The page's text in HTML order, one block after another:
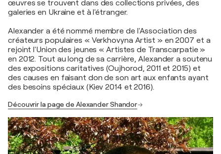
œuvres se trouvent dans des collections privées, des
galeries en Ukraine et à l'étranger.
Alexander a été nommé membre de l'Association des
créateurs populaires « Verkhovyna Artist » en 2007 et a
rejoint l'Union des jeunes « Artistes de Transcarpatie »
en 2012. Tout au long de sa carrière, Alexander a soutenu
des expositions caritatives (Oujhorod, 2011 et 2015) et
des causes en faisant don de son art aux enfants ayant
des besoins spéciaux (Kiev 2014 et 2016).
Découvrir la page de Alexander Shandor